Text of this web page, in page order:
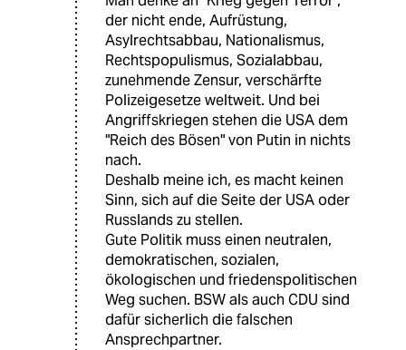
der nicht ende, Aufrüstung,
Asylrechtsabbau, Nationalismus,
Rechtspopulismus, Sozialabbau,
zunehmende Zensur, verschärfte
Polizeigesetze weltweit. Und bei
Angriffskriegen stehen die USA dem
"Reich des Bösen" von Putin in nichts
nach.
Deshalb meine ich, es macht keinen
Sinn, sich auf die Seite der USA oder
Russlands zu stellen.
Gute Politik muss einen neutralen,
demokratischen, sozialen,
ökologischen und friedenspolitischen
Weg suchen. BSW als auch CDU sind
dafür sicherlich die falschen
Ansprechpartner.